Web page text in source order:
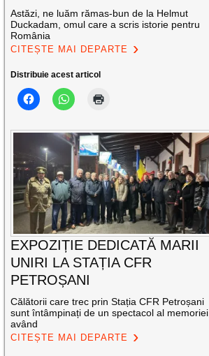
Astăzi, ne luăm rămas-bun de la Helmut
Duckadam, omul care a scris istorie pentru
România
CITEȘTE MAI DEPARTE
Distribuie acest articol
EXPOZIȚIE DEDICATĂ MARII
UNIRI LA STAȚIA CFR
PETROȘANI
Călătorii care trec prin Stația CFR Petroșani
sunt întâmpinați de un spectacol al memoriei,
având
CITEȘTE MAI DEPARTE